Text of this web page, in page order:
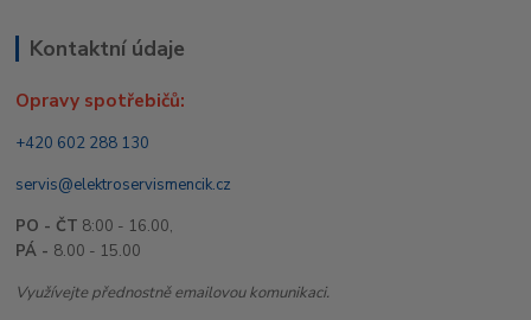
Kontaktní údaje
Opravy spotřebičů:
+420 602 288 130
servis@elektroservismencik.cz
PO - ČT 8:00 - 16.00,
PÁ - 8.00 - 15.00
Využívejte přednostně emailovou komunikaci.